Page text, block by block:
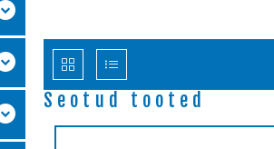
Seotud tooted